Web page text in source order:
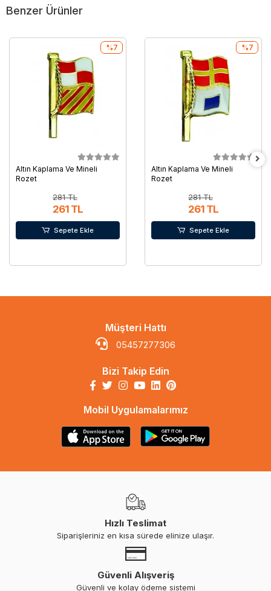
Benzer Ürünler
Altın Kaplama Ve Mineli
Rozet
281 TL
261 TL
%7
Sepete Ekle
Altın Kaplama Ve Mineli
Rozet
281 TL
261 TL
%7
Sepete Ekle
Müşteri Hattı
05457277306
Bizi Takip Edin
Mobil Uygulamalarımız
Hızlı Teslimat
Siparişleriniz en kısa sürede elinize ulaşır.
Güvenli Alışveriş
Güvenli ve kolay ödeme sistemi